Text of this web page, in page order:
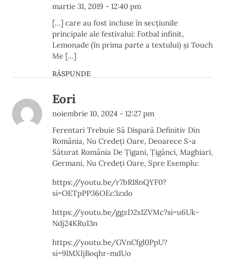
martie 31, 2019 - 12:40 pm
[…] care au fost incluse în secțiunile
principale ale festivalui: Fotbal infinit,
Lemonade (în prima parte a textului) și Touch
Me […]
RĂSPUNDE
Eori
noiembrie 10, 2024 - 12:27 pm
Ferentari Trebuie Să Dispară Definitiv Din
România, Nu Credeți Oare, Deoarece S-a
Săturat România De Țigani, Țigănci, Maghiari,
Germani, Nu Credeți Oare, Spre Exemplu:
https://youtu.be/r7bR18nQYF0?
si=OETpPP36OEc3zxlo
https://youtu.be/ggzD2s1ZVMc?si=u6Uk-
Ndj24KRu13n
https://youtu.be/GVnCfgl0PpU?
si=9lMXIjBoqhr-mdUo